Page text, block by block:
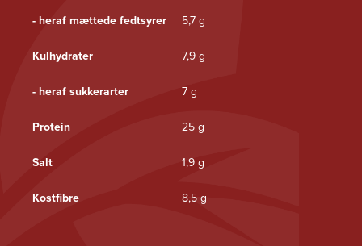
- heraf mættede fedtsyrer 5,7 g
Kulhydrater 7,9 g
- heraf sukkerarter 7 g
Protein 25 g
Salt 1,9 g
Kostfibre 8,5 g